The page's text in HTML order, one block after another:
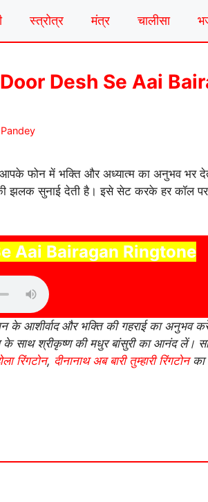
स्त्रोत्र मंत्र चालीसा
Door Desh Se Aai
आपके फोन में भक्ति और अध्यात्म का अनुभव भर
झलक सुनाई देती है। इसे सेट करके हर कॉल
Aai Bairagan Ringtone
के आशीर्वाद और भक्ति की गहराई का अनुभव
साथ श्रीकृष्ण की मधुर बांसुरी का आनंद लें।
रिंगटोन, दीनानाथ अब बारी तुम्हारी रिंगटोनका